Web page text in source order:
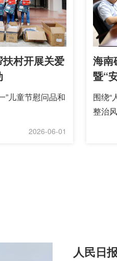
村开展关爱
”儿童节慰问品和
2026-06-01
海南
暨“
围绕
整治
人民日